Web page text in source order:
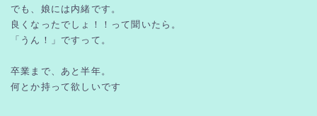
でも、娘には内緒です。
良くなったでしょ！！って聞いたら。
「うん！」ですって。
卒業まで、あと半年。
何とか持って欲しいです